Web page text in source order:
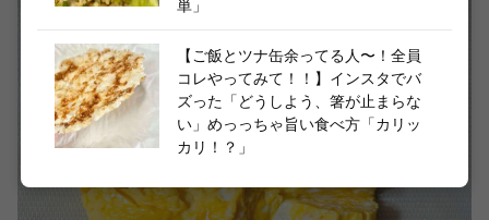
単」
【ご飯とツナ缶余ってる人〜！全員
コレやってみて！！】インスタでバ
ズった「どうしよう、箸が止まらな
い」めっっちゃ旨い食べ方「カリッ
カリ！？」